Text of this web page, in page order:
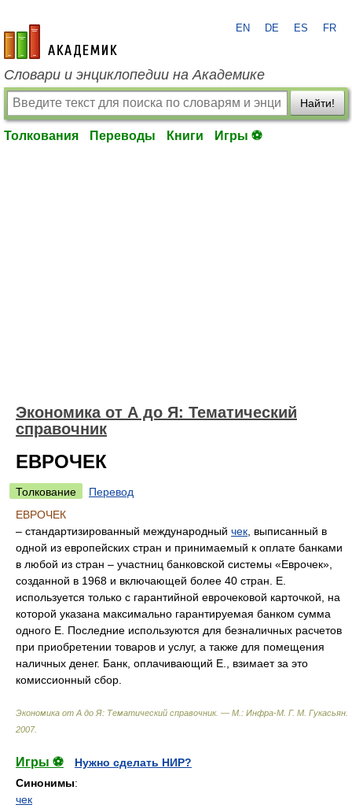
academic.ru
EN DE ES FR
Словари и энциклопедии на Академике
Найти!
Толкования Переводы Книги Игры ⚽
Экономика от А до Я: Тематический
справочник
ЕВРОЧЕК
Толкование
Перевод
ЕВРОЧЕК
– стандартизированный международный чек , выписанный в
одной из европейских стран и принимаемый к оплате банками
в любой из стран – участниц банковской системы «Еврочек»,
созданной в 1968 и включающей более 40 стран. Е.
используется только с гарантийной еврочековой карточкой, на
которой указана максимально гарантируемая банком сумма
одного Е. Последние используются для безналичных расчетов
при приобретении товаров и услуг, а также для помещения
наличных денег. Банк, оплачивающий Е., взимает за это
комиссионный сбор.
Экономика от А до Я: Тематический справочник. — М.: Инфра-М Г. М. Гукасьян
2007.
Игры ⚽
Нужно сделать НИР?
Синонимы:
чек